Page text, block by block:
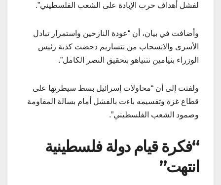
لفشل أهداف حرب الإبادة على الشعب الفلسطيني”.
وأضافت في بيان، أن “عودة النازحين واستمرار تبادل
الأسرى والانسحاب من نتساريم دحضت كذبة رئيس
الوزراء بنيامين نتنياهو بتحقيق النصر الكامل”.
ولفتت إلى أن “محاولات إسرائيل بسط سيطرتها على
قطاع غزة وتقسيمه باءت بالفشل أمام بسالة المقاومة
وصمود الشعب الفلسطيني”.
“فكرة قيام دولة فلسطينية
انتهت”